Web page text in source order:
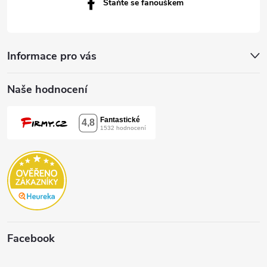
Informace pro vás
Naše hodnocení
Facebook
Staňte se fanouškem